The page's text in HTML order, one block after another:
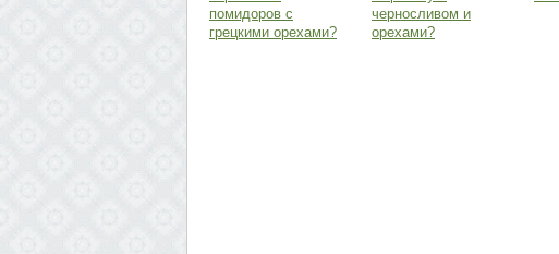
помидоров с
грецкими орехами?
черносливом и
орехами?